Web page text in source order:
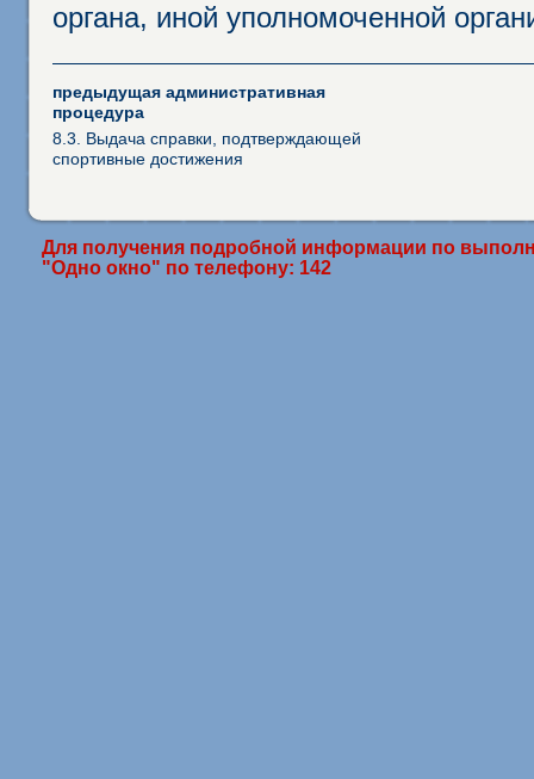
органа, иной уполномоченной
предыдущая административная
процедура
8.3. Выдача справки, подтверждающей
спортивные достижения
Для получения подробной информации по
"Одно окно" по телефону: 142